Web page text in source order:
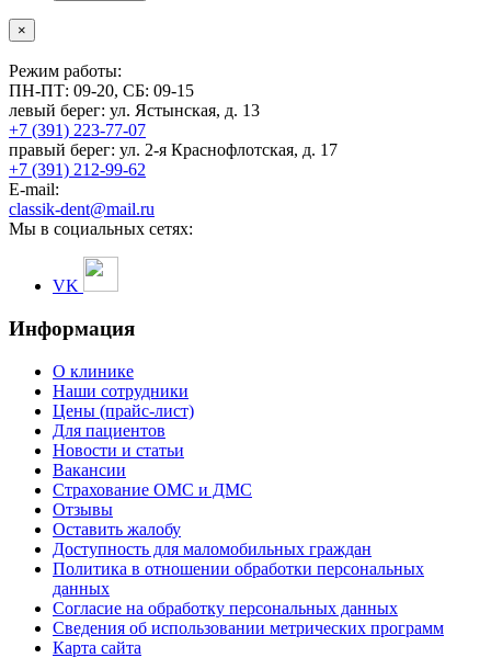
×
Режим работы:
ПН-ПТ: 09-20, СБ: 09-15
левый берег: ул. Ястынская, д. 13
+7 (391) 223-77-07
правый берег: ул. 2-я Краснофлотская, д. 17
+7 (391) 212-99-62
E-mail:
classik-dent@mail.ru
Мы в социальных сетях:
VK
Информация
О клинике
Наши сотрудники
Цены (прайс-лист)
Для пациентов
Новости и статьи
Вакансии
Страхование ОМС и ДМС
Отзывы
Оставить жалобу
Доступность для маломобильных граждан
Политика в отношении обработки персональных
данных
Согласие на обработку персональных данных
Сведения об использовании метрических программ
Карта сайта